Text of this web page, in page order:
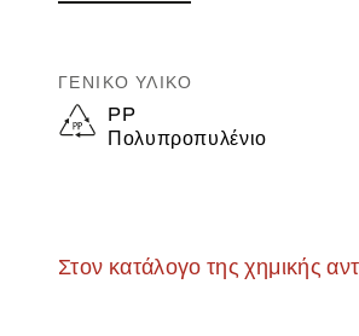
ΓΕΝΙΚΌ ΥΛΙΚΌ
PP
Πολυπροπυλένιο
Στον κατάλογο της χημικής